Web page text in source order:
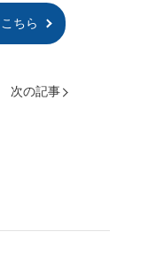
ちら
次の記事